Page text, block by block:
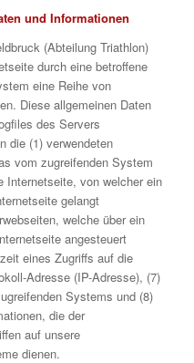
und Informationen
(Abteilung Triathlon)
durch eine betroffene
eine Reihe von
Diese allgemeinen Daten
des Servers
die (1) verwendeten
vom zugreifenden System
Internetseite, von welcher ein
gelangt
welche über ein
angesteuert
eines Zugriffs auf die
Adresse (IP-Adresse), (7)
Systems und (8)
die der
auf unsere
dienen.